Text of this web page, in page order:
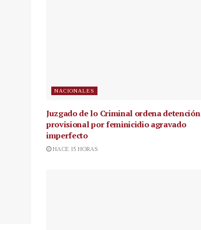
NACIONALES
Juzgado de lo Criminal ordena detención
provisional por feminicidio agravado
imperfecto
HACE 15 HORAS